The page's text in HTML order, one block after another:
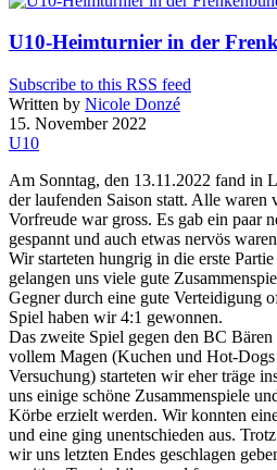
U10-Heimturnier in der
Subscribe to this RSS feed
Written by Nicole Donzé
15. November 2022
U10
Am Sonntag, den 13.11.2022 fand in
der laufenden Saison statt. Alle waren
Vorfreude war gross. Es gab ein paar
gespannt und auch etwas nervös
Wir starteten hungrig in die erste
gelangen uns viele gute
Gegner durch eine gute Verteidigung
Spiel haben wir 4:1 gewonnen.
Das zweite Spiel gegen den BC
vollem Magen (Kuchen und Hot-Dogs
Versuchung) starteten wir eher träge
uns einige schöne Zusammenspiele
Körbe erzielt werden. Wir konnten
und eine ging unentschieden aus.
wir uns letzten Endes geschlagen